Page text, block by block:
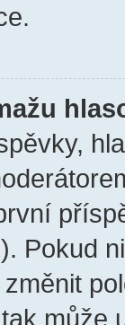
Pokud
může